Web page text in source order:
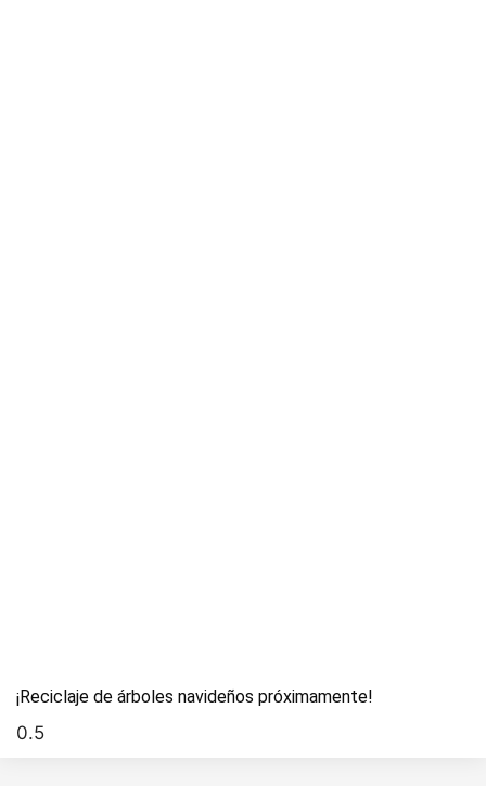
¡Reciclaje de árboles navideños próximamente!